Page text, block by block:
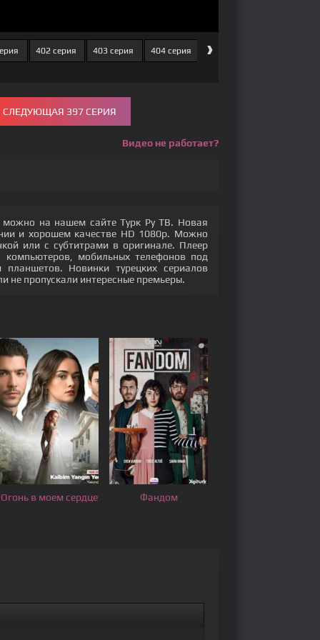
402 серия 403 серия 404 серия 405 серия
›
СЛЕДУЮЩАЯ 397 СЕРИЯ
Видео не работает?
можно на нашем сайте Турк Ру ТВ. Новая
и хорошем качестве HD 1080p. Можно
или с субтитрами в оригинале. Плеер
мобильных телефонов под
Новинки турецких сериалов
не пропускали интересные премьеры.
Огонь в моем сердце Фандом